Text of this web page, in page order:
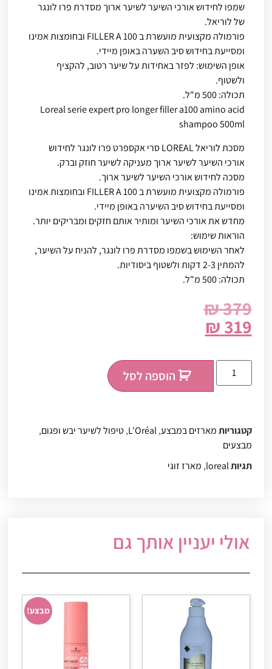
שמפו לחידוש אורכי השיער לשיער ארוך מסדרת פרו לונגר
של לוריאל.
פורמולה מקצועית מועשרת ב FILLER A 100 ובחומצות אמינו
ומסייעת בחידוש סיב השערה באופן מיידי.
אופן השימוש: לפזר באחידות על שיער רטוב, להקציף
ולשטוף.
תכולה: 500 מ"ל.
Loreal serie expert pro longer filler a100 amino acid
shampoo 500ml
מסכת לוריאל LOREAL סרי אקספרט פרו לונגר לחידוש
אורכי השיער לשיער ארוך מעניקה לשיער חוזק וברק.
מסכה לחידוש אורכי השיער לשיער ארוך.
פורמולה מקצועית מועשרת ב FILLER A 100 ובחומצות אמינו
ומסייעת בחידוש סיב השיערה באופן מיידי.
מחדש את אורכי השיער ומותיר אותם חזקים ומבריקים יותר.
הוראות שימוש:
לאחר השימוש בשמפו מסדרת פרו לונגר, להניח על השיער,
להמתין 2-3 דקות ולשטוף ביסודיות.
תכולה: 500 מ"ל.
₪379
₪ 319
הוספה לסל
קטגוריותמארזים במבצע,
L'Oréal
,טיפול לשיער יבש ופגום,
מבצעים
תגיותloreal
,מארז זוגי
אולי יעניין אותך גם
מבצע!